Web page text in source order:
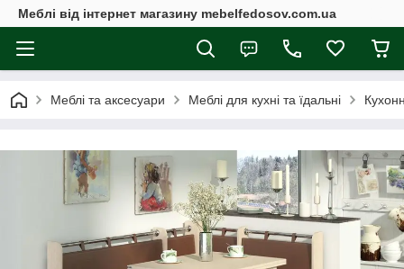
Меблі від інтернет магазину mebelfedosov.com.ua
Меблі та аксесуари Меблі для кухні та їдальні